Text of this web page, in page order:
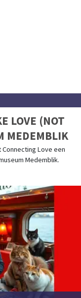
LOVE (NOT
MEDEMBLIK
Connecting Love een
Medemblik.